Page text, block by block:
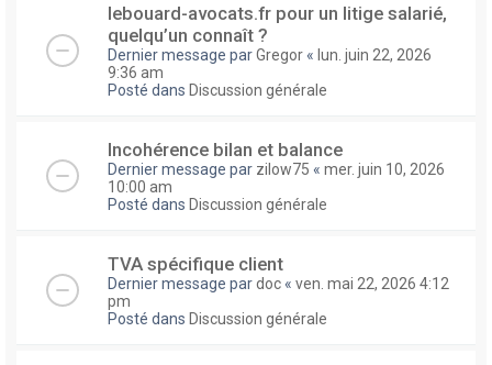
lebouard-avocats.fr pour un litige salarié,
quelqu’un connaît ?
Dernier message parGregor « lun. juin 22, 2026
9:36 am
Posté dans Discussion générale
Incohérence bilan et balance
Dernier message par zilow75 « mer. juin 10, 2026
10:00 am
Posté dans Discussion générale
TVA spécifique client
Dernier message pardoc « ven. mai 22, 2026 4:12
pm
Posté dans Discussion générale